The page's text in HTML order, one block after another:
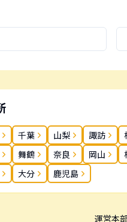
千葉 山梨 諏訪
舞鶴 奈良 岡山
大分 鹿児島
運営本部